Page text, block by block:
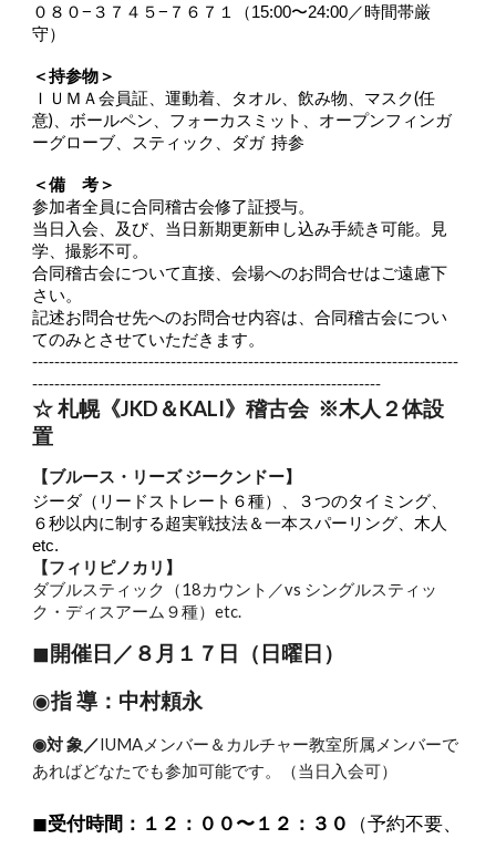
０８０−３７４５−７６７１（15:00〜24:00／時間帯厳
守）
＜持参物＞
ＩＵＭＡ会員証、運動着、タオル、飲み物、マスク(任
意)、ボールペン、フォーカスミット、オープンフィンガ
ーグローブ、スティック、ダガ 持参
＜備 考＞
参加者全員に合同稽古会修了証授与。
当日入会、及び、当日新期更新申し込み手続き可能。見
学、撮影不可。
合同稽古会について直接、会場へのお問合せはご遠慮下
さい。
記述お問合せ先へのお問合せ内容は、合同稽古会につい
てのみとさせていただきます。
-----------------------------------------------------------------------------
---------------------------------------------------------------
☆ 札幌《JKD＆KALI》稽古会 ※木人２体設
置
【ブルース・リーズ ジークンドー】
ジーダ（リードストレート６種）、３つのタイミング、
６秒以内に制する超実戦技法＆一本スパーリング、木人
etc.
【フィリピノカリ】
ダブルスティック（18カウント／vs シングルスティッ
ク・ディスアーム９種）etc.
◼︎ 開催日／８月１７日（日曜日）
◉指 導：中村頼永
◉対 象／IUMAメンバー＆カルチャー教室所属メンバーで
あればどなたでも参加可能です。（当日入会可）
◼︎受付時間：１２：００〜１２：３０
（予約不要、